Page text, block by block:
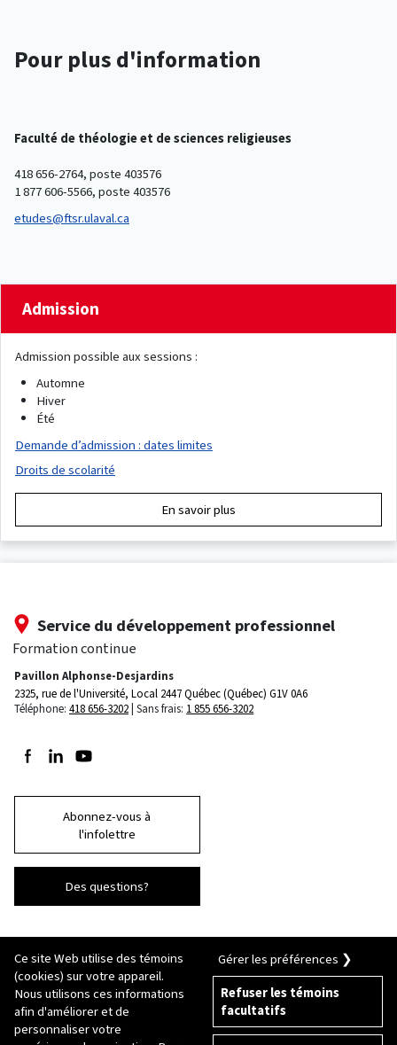
Pour plus d'information
Faculté de théologie et de sciences religieuses
418 656-2764, poste 403576
1 877 606-5566, poste 403576
etudes@ftsr.ulaval.ca
Admission
Admission possible aux sessions :
Automne
Hiver
Été
Demande d’admission : dates limites
Droits de scolarité
En savoir plus
Service du développement professionnel
Formation continue
Pavillon Alphonse-Desjardins
2325, rue de l'Université, Local 2447Québec (Québec) G1V 0A6
Téléphone: 418 656-3202 Sans frais: 1 855 656-3202
Suivez-nous sur Facebook
Suivez-nous sur LinkedIn
Suivez-nous sur Youtube
Abonnez-vous à
l'infolettre
Des questions?
© 2026 Université Laval
Tous droits réservés
Conditions générales d'utilisation
Ce site Web utilise des témoins
(cookies) sur votre appareil.
Nous utilisons ces informations
afin d'améliorer et de
personnaliser votre
Gérer les préférences ❯
Refuser les témoins
facultatifs